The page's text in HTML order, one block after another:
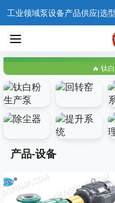
工业领域泵设备产品供应|选
钛白粉生
回转窑
除尘器
产品-设备